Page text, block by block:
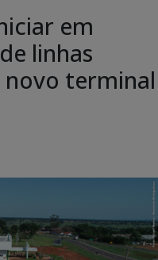
em
linhas
terminal